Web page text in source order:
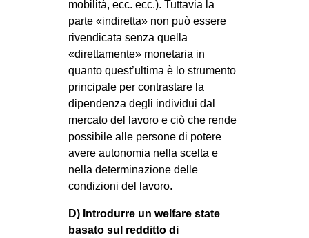
mobilità, ecc. ecc.). Tuttavia la
parte «indiretta» non può essere
rivendicata senza quella
«direttamente» monetaria in
quanto quest’ultima è lo strumento
principale per contrastare la
dipendenza degli individui dal
mercato del lavoro e ciò che rende
possibile alle persone di potere
avere autonomia nella scelta e
nella determinazione delle
condizioni del lavoro.
D) Introdurre un welfare state
basato sul redditto di